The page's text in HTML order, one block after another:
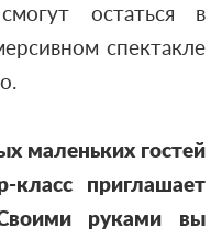
остаться в
спектакле
маленьких гостей
класс приглашает
руками вы